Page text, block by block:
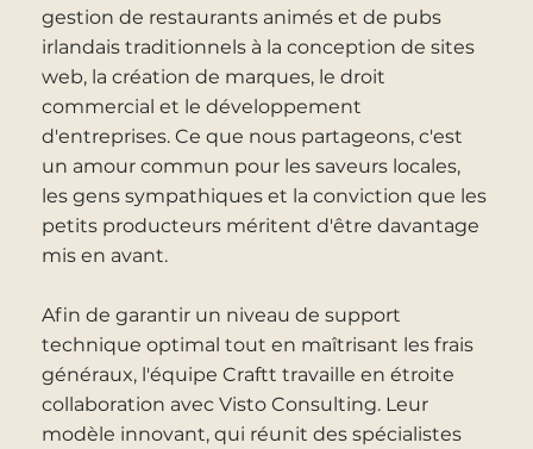
gestion de restaurants animés et de pubs
irlandais traditionnels à la conception de sites
web, la création de marques, le droit
commercial et le développement
d'entreprises. Ce que nous partageons, c'est
un amour commun pour les saveurs locales,
les gens sympathiques et la conviction que les
petits producteurs méritent d'être davantage
mis en avant.
Afin de garantir un niveau de support
technique optimal tout en maîtrisant les frais
généraux, l'équipe Craftt travaille en étroite
collaboration avec Visto Consulting. Leur
modèle innovant, qui réunit des spécialistes